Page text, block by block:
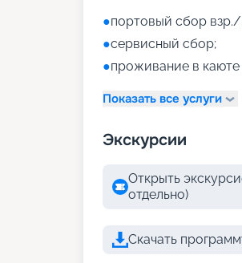
●портовый сбор взр./
●сервисный сбор;
●проживание в
Показать все услуги
Экскурсии
Открыть
отдельно)
Скачать